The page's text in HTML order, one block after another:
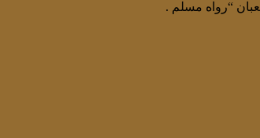
“رواه مسلم .